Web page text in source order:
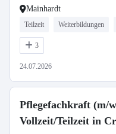
Mainhardt
Teilzeit Weiterbildungen
3
24.07.2026
Pflegefachkraft (m/
Vollzeit/Teilzeit in